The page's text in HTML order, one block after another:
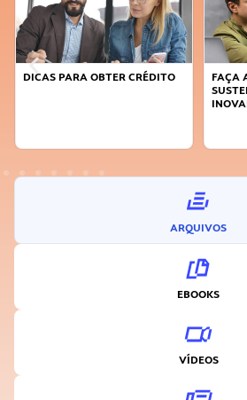
DICAS PARA OBTER CRÉDITO
FAÇA
ARQUIVOS
EBOOKS
VÍDEOS